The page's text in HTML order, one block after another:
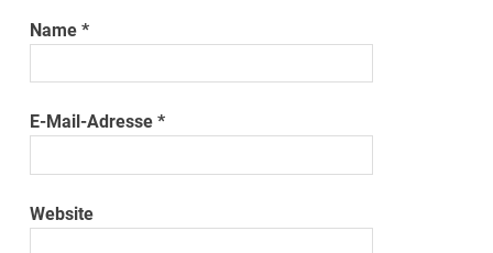
Name*
E-Mail-Adresse*
Website